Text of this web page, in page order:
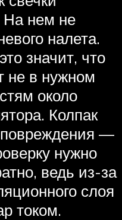
На нем не
налета.
значит, что
не в нужном
около
Колпак
—
нужно
ведь из-за
слоя
током.